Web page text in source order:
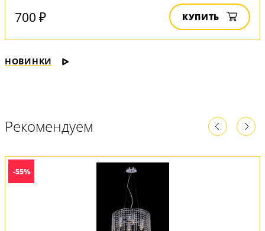
700 ₽ КУПИТЬ
НОВИНКИ
Рекомендуем
-55%